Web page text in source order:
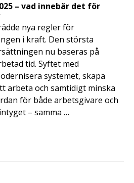
– vad innebär det för
nya regler för
i kraft. Den största
nu baseras på
tid. Syftet med
systemet, skapa
arbeta och samtidigt minska
för både arbetsgivare och
– samma …